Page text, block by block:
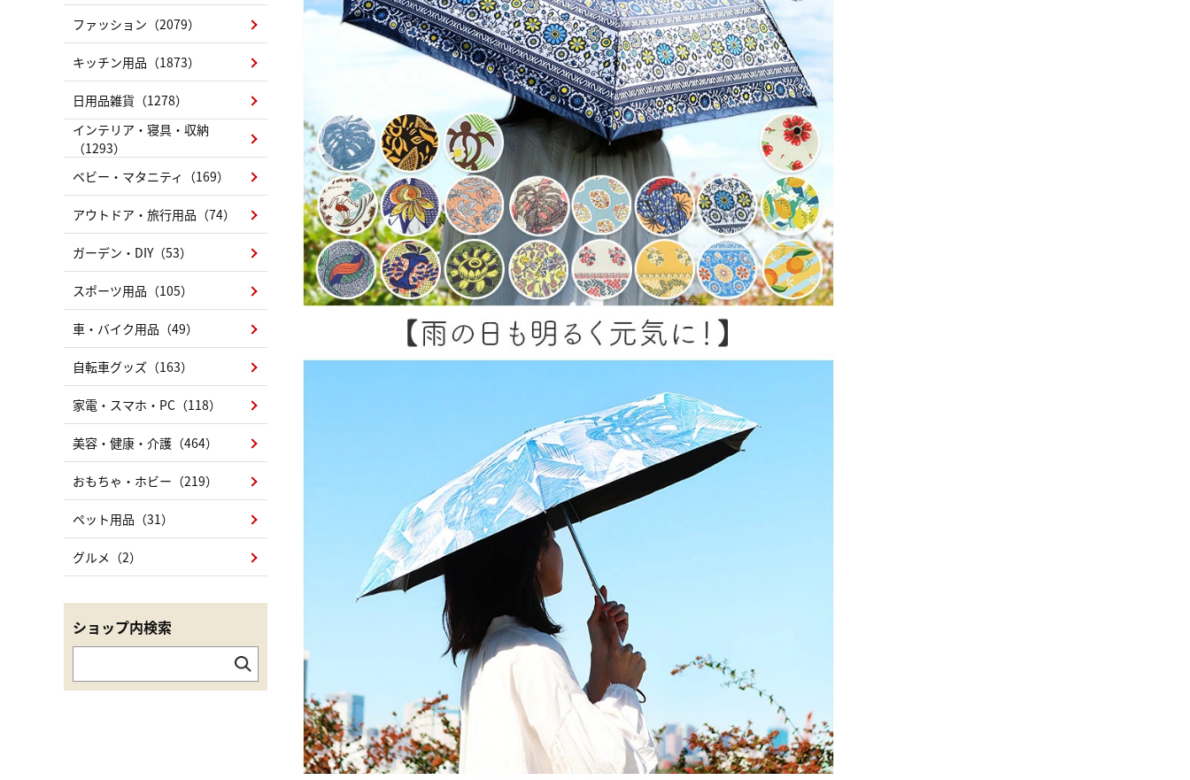
ファッション（2079）
キッチン用品（1873）
日用品雑貨（1278）
インテリア・寝具・収納
（1293）
ベビー・マタニティ（169）
アウトドア・旅行用品（74）
ガーデン・DIY（53）
スポーツ用品（105）
車・バイク用品（49）
自転車グッズ（163）
家電・スマホ・PC（118）
美容・健康・介護（464）
おもちゃ・ホビー（219）
ペット用品（31）
グルメ（2）
ショップ内検索